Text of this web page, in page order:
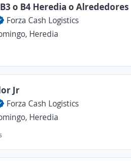
o B4 Heredia o Alrededores
Forza Cash Logistics
Heredia
Jr
Forza Cash Logistics
Heredia